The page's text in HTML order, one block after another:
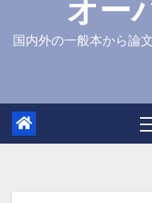
オー
国内外の一般本から論